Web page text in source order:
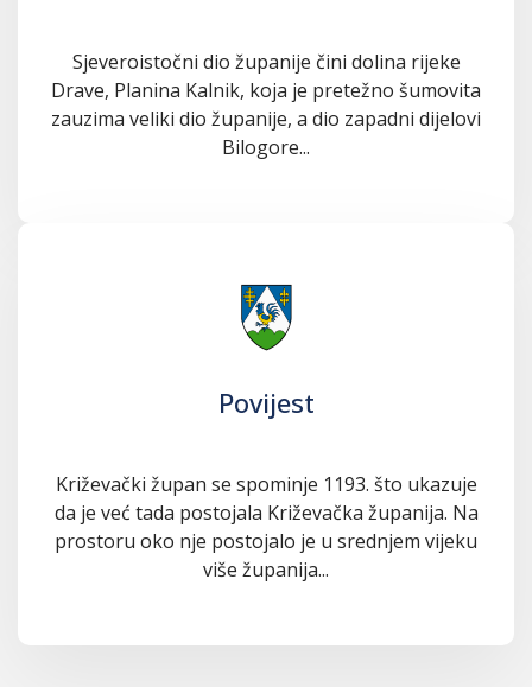
Sjeveroistočni dio županije čini dolina rijeke
Drave, Planina Kalnik, koja je pretežno šumovita
zauzima veliki dio županije, a dio zapadni dijelovi
Bilogore...
Povijest
Križevački župan se spominje 1193. što ukazuje
da je već tada postojala Križevačka županija. Na
prostoru oko nje postojalo je u srednjem vijeku
više županija...